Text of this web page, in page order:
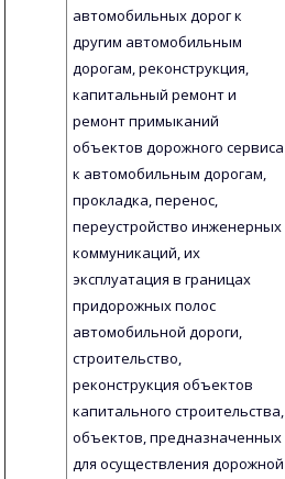
автомобильных дорог к
другим автомобильным
дорогам, реконструкция,
капитальный ремонт и
ремонт примыканий
объектов дорожного сервиса
к автомобильным дорогам,
прокладка, перенос,
переустройство инженерных
коммуникаций, их
эксплуатация в границах
придорожных полос
автомобильной дороги,
строительство,
реконструкция объектов
капитального строительства,
объектов, предназначенных
для осуществления дорожной